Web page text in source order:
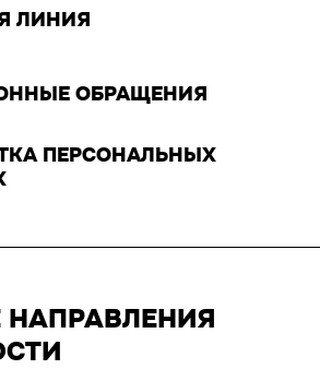
ЛИНИЯ
ОБРАЩЕНИЯ
ПЕРСОНАЛЬНЫХ